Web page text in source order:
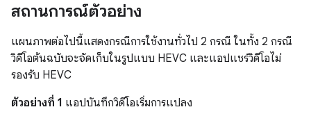
สถานการณ์ตัวอย่าง
แผนภาพต่อไปนี้แสดงกรณีการใช้งานทั่วไป 2 กรณี ในทั้ง 2 กรณี
วิดีโอต้นฉบับจะจัดเก็บในรูปแบบ HEVC และแอปแชร์วิดีโอไม่
รองรับ HEVC
ตัวอย่างที่ 1 แอปบันทึกวิดีโอเริ่มการแปลง